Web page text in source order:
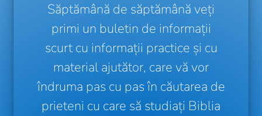
Săptămână de săptămână veți
primi un buletin de informații
scurt cu informații practice și cu
material ajutător, care vă vor
îndruma pas cu pas în căutarea de
prieteni cu care să studiați Biblia